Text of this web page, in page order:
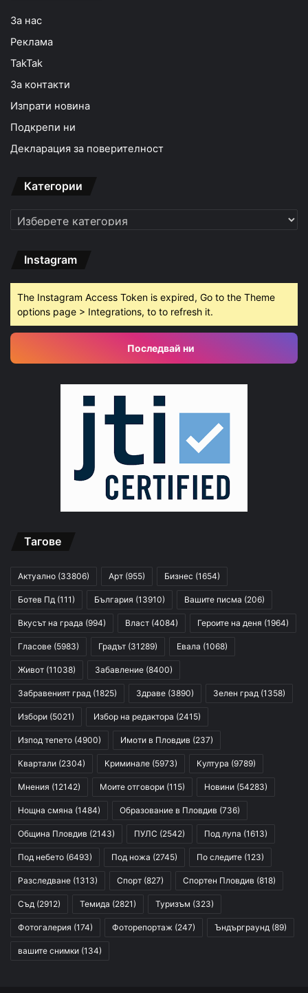
За нас
Реклама
TakTak
За контакти
Изпрати новина
Подкрепи ни
Декларация за поверителност
Категории
Категории
Instagram
The Instagram Access Token is expired, Go to the Theme
options page > Integrations, to to refresh it.
Последвай ни
Тагове
Актуално (33806) Арт (955) Бизнес (1654)
Ботев Пд (111) България (13910) Вашите писма (206)
Вкусът на града (994) Власт (4084) Героите на деня (1964)
Гласове (5983) Градът (31289) Евала (1068)
Живот (11038) Забавление (8400)
Забравеният град (1825) Здраве (3890) Зелен град (1358)
Избори (5021) Избор на редактора (2415)
Изпод тепето (4900) Имоти в Пловдив (237)
Квартали (2304) Криминале (5973) Култура (9789)
Мнения (12142) Моите отговори (115) Новини (54283)
Нощна смяна (1484) Образование в Пловдив (736)
Община Пловдив (2143) ПУЛС (2542) Под лупа (1613)
Под небето (6493) Под ножа (2745) По следите (123)
Разследване (1313) Спорт (827) Спортен Пловдив (818)
Съд (2912) Темида (2821) Туризъм (323)
Фотогалерия (174) Фоторепортаж (247) Ъндърграунд (89)
вашите снимки (134)